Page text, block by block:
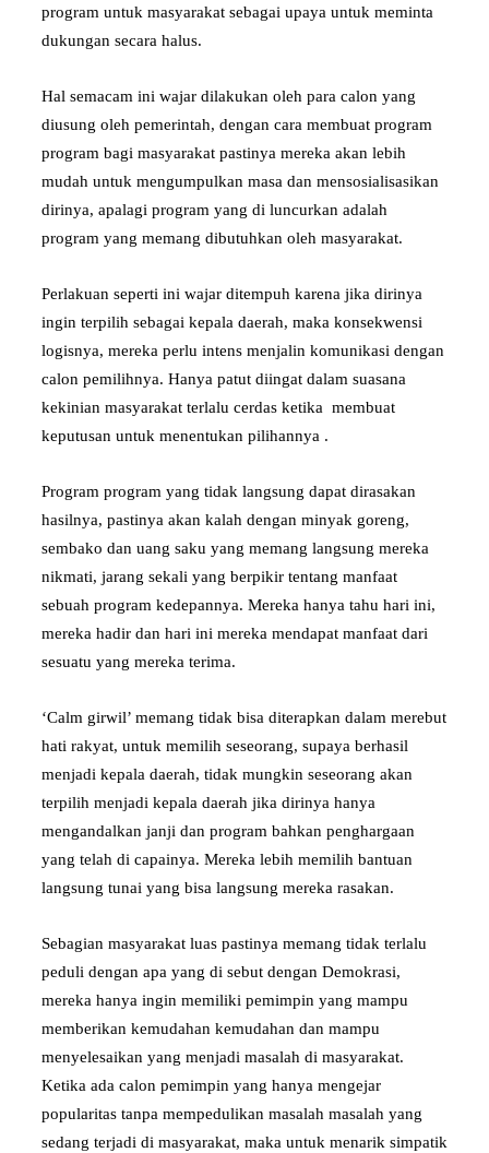
program untuk masyarakat sebagai upaya untuk meminta
dukungan secara halus.
Hal semacam ini wajar dilakukan oleh para calon yang
diusung oleh pemerintah, dengan cara membuat program
program bagi masyarakat pastinya mereka akan lebih
mudah untuk mengumpulkan masa dan mensosialisasikan
dirinya, apalagi program yang di luncurkan adalah
program yang memang dibutuhkan oleh masyarakat.
Perlakuan seperti ini wajar ditempuh karena jika dirinya
ingin terpilih sebagai kepala daerah, maka konsekwensi
logisnya, mereka perlu intens menjalin komunikasi dengan
calon pemilihnya. Hanya patut diingat dalam suasana
kekinian masyarakat terlalu cerdas ketika membuat
keputusan untuk menentukan pilihannya .
Program program yang tidak langsung dapat dirasakan
hasilnya, pastinya akan kalah dengan minyak goreng,
sembako dan uang saku yang memang langsung mereka
nikmati, jarang sekali yang berpikir tentang manfaat
sebuah program kedepannya. Mereka hanya tahu hari ini,
mereka hadir dan hari ini mereka mendapat manfaat dari
sesuatu yang mereka terima.
‘Calm girwil’ memang tidak bisa diterapkan dalam merebut
hati rakyat, untuk memilih seseorang, supaya berhasil
menjadi kepala daerah, tidak mungkin seseorang akan
terpilih menjadi kepala daerah jika dirinya hanya
mengandalkan janji dan program bahkan penghargaan
yang telah di capainya. Mereka lebih memilih bantuan
langsung tunai yang bisa langsung mereka rasakan.
Sebagian masyarakat luas pastinya memang tidak terlalu
peduli dengan apa yang di sebut dengan Demokrasi,
mereka hanya ingin memiliki pemimpin yang mampu
memberikan kemudahan kemudahan dan mampu
menyelesaikan yang menjadi masalah di masyarakat.
Ketika ada calon pemimpin yang hanya mengejar
popularitas tanpa mempedulikan masalah masalah yang
sedang terjadi di masyarakat, maka untuk menarik simpatik